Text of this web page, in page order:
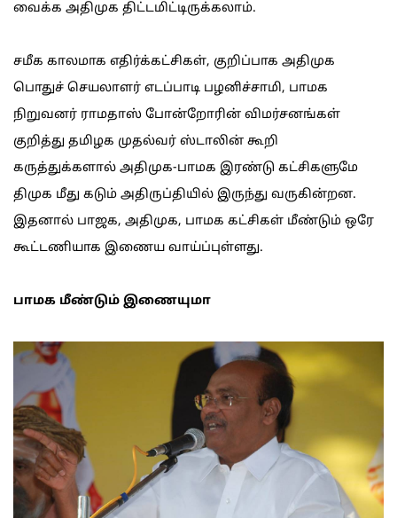
வைக்க அதிமுக திட்டமிட்டிருக்கலாம்.
சமீக காலமாக எதிர்க்கட்சிகள், குறிப்பாக அதிமுக
பொதுச் செயலாளர் எடப்பாடி பழனிச்சாமி, பாமக
நிறுவனர் ராமதாஸ் போன்றோரின் விமர்சனங்கள்
குறித்து தமிழக முதல்வர் ஸ்டாலின் கூறி
கருத்துக்களால் அதிமுக-பாமக இரண்டு கட்சிகளுமே
திமுக மீது கடும் அதிருப்தியில் இருந்து வருகின்றன.
இதனால் பாஜக, அதிமுக, பாமக கட்சிகள் மீண்டும் ஒரே
கூட்டணியாக இணைய வாய்ப்புள்ளது.
பாமக மீண்டும் இணையுமா